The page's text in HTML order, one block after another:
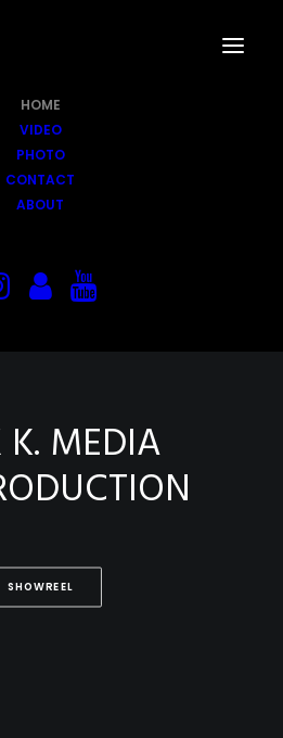
HOME
VIDEO
PHOTO
CONTACT
ABOUT
K. MEDIA
ODUCTION
SHOWREEL